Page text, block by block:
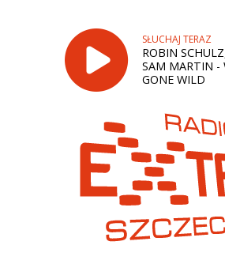
SŁUCHAJ TERAZ
ROBIN
SAM MARTIN -
GONE WILD